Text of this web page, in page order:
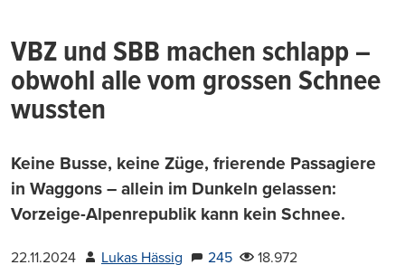
VBZ und SBB machen schlapp –
obwohl alle vom grossen Schnee
wussten
Keine Busse, keine Züge, frierende Passagiere
in Waggons – allein im Dunkeln gelassen:
Vorzeige-Alpenrepublik kann kein Schnee.
22.11.2024 Lukas Hässig 245
18.972